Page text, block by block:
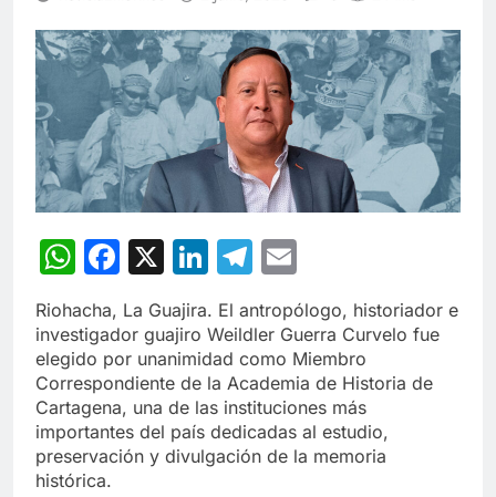
WhatsApp
Facebook
X LinkedIn
Telegram
Riohacha, La Guajira. El antropólogo, historiador e
investigador guajiro Weildler Guerra Curvelo fue
elegido por unanimidad como Miembro
Correspondiente de la Academia de Historia de
Cartagena, una de las instituciones más
importantes del país dedicadas al estudio,
preservación y divulgación de la memoria
histórica.